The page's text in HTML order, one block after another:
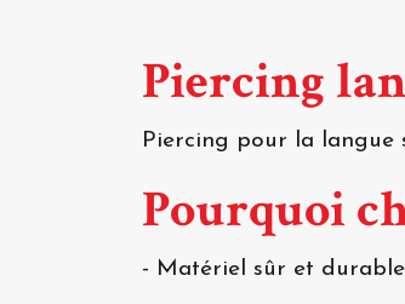
Piercing
Piercing pour la langue
Pourquoi
- Matériel sûr et durable